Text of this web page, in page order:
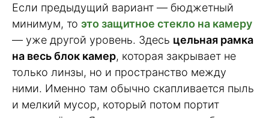
Если предыдущий вариант — бюджетный
минимум, то это защитное стекло на камеру
— уже другой уровень. Здесь цельная рамка
на весь блок камер, которая закрывает не
только линзы, но и пространство между
ними. Именно там обычно скапливается пыль
и мелкий мусор, который потом портит